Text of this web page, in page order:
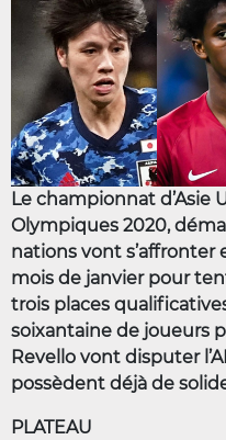
Le championnat d’Asie
Olympiques 2020,
nations vont
mois de janvier pour
trois places
soixantaine de joueurs
Revello vont disputer
possèdent déjà de
PLATEAU